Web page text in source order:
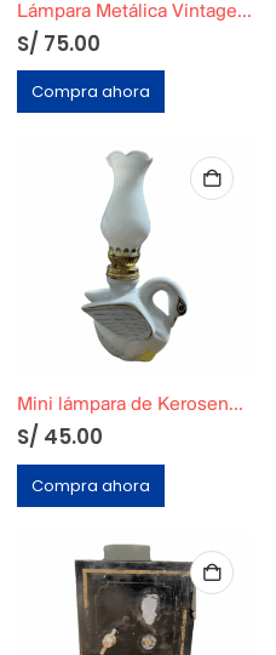
Lámpara Metálica Vintage Amarilla
S/ 75.00
Compra ahora
Mini lámpara de Kerosene Noventera Funcional
S/ 45.00
Compra ahora